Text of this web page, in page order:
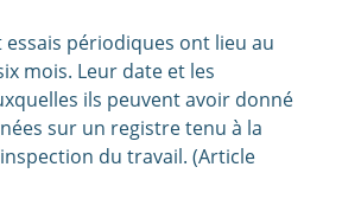
essais périodiques ont lieu au
mois. Leur date et les
ils peuvent avoir donné
sur un registre tenu à la
du travail. (Article